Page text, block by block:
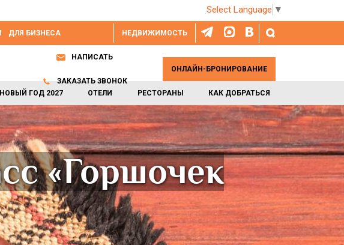
Select Language ▼
НЕДВИЖИМОСТЬ
ДЛЯ БИЗНЕСА
НОВЫЙ ГОД 2027 ОТЕЛИ РЕСТОРАНЫ КАК ДОБРАТЬСЯ
НАПИСАТЬ
ЗАКАЗАТЬ ЗВОНОК
ОНЛАЙН-БРОНИРОВАНИЕ
«Горшочек